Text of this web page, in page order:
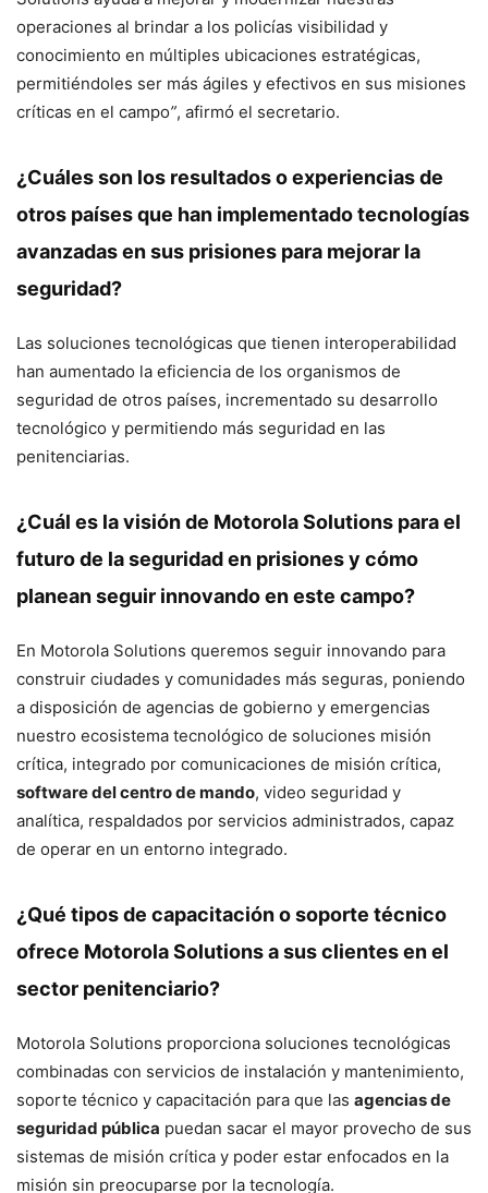
operaciones al brindar a los policías visibilidad y
conocimiento en múltiples ubicaciones estratégicas,
permitiéndoles ser más ágiles y efectivos en sus misiones
críticas en el campo”, afirmó el secretario.
¿Cuáles son los resultados o experiencias de
otros países que han implementado tecnologías
avanzadas en sus prisiones para mejorar la
seguridad?
Las soluciones tecnológicas que tienen interoperabilidad
han aumentado la eficiencia de los organismos de
seguridad de otros países, incrementado su desarrollo
tecnológico y permitiendo más seguridad en las
penitenciarias.
¿Cuál es la visión de Motorola Solutions para el
futuro de la seguridad en prisiones y cómo
planean seguir innovando en este campo?
En Motorola Solutions queremos seguir innovando para
construir ciudades y comunidades más seguras, poniendo
a disposición de agencias de gobierno y emergencias
nuestro ecosistema tecnológico de soluciones misión
crítica, integrado por comunicaciones de misión crítica,
software del centro de mando, video seguridad y
analítica, respaldados por servicios administrados, capaz
de operar en un entorno integrado.
¿Qué tipos de capacitación o soporte técnico
ofrece Motorola Solutions a sus clientes en el
sector penitenciario?
Motorola Solutions proporciona soluciones tecnológicas
combinadas con servicios de instalación y mantenimiento,
soporte técnico y capacitación para que las agencias de
seguridad pública puedan sacar el mayor provecho de sus
sistemas de misión crítica y poder estar enfocados en la
misión sin preocuparse por la tecnología.